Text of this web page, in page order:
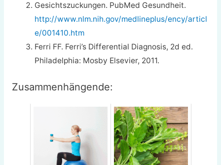
Gesichtszuckungen. PubMed Gesundheit.
http://www.nlm.nih.gov/medlineplus/ency/articl
e/001410.htm
Ferri FF. Ferri’s Differential Diagnosis, 2d ed.
Philadelphia: Mosby Elsevier, 2011.
Zusammenhängende: